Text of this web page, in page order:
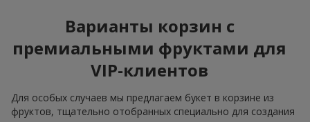
Варианты корзин с
премиальными фруктами для
VIP-клиентов
Для особых случаев мы предлагаем букет в корзине из
фруктов, тщательно отобранных специально для создания